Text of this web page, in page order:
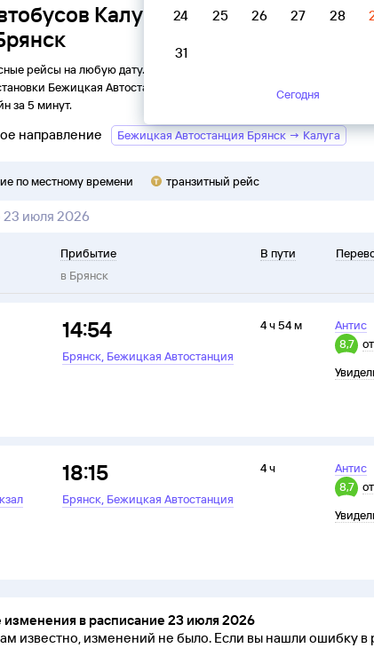
Калуга → Бежицкая
рейсы на любую дату. Вы можете узнать точное расписание
Бежицкая Автостанция
за 5 минут.
направление Бежицкая Автостанция Брянск → Калуга
по местному времени транзитный рейс
23 июля 2026
Прибытие
в Брянск
В пути
14:54
Брянск, Бежицкая Автостанция
4 ч 54 м
Антис
8,7
18:15
Брянск, Бежицкая Автостанция
4 ч
Антис
8,7
в расписание 23 июля 2026
известно, изменений не было. Если вы нашли ошибку в
24 25 26 27 28
31
Сегодня